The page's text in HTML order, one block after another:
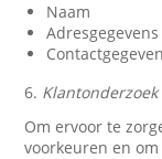
Naam
Adresgegevens
6. Klantonderzoek
Om ervoor te
voorkeuren en